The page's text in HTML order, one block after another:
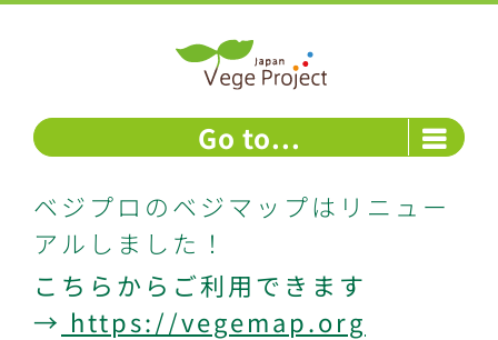
Go to...
ベジプロのベジマップはリニュー
アルしました！
こちらからご利用できます
→ https://vegemap.org